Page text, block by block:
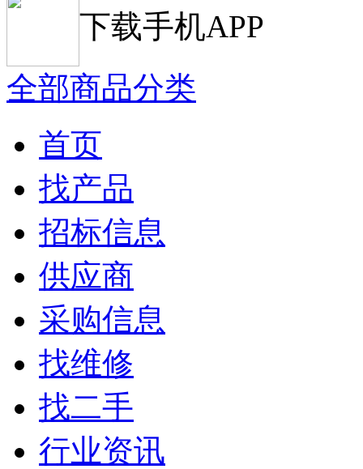
下载手机APP
全部商品分类
首页
找产品
招标信息
供应商
采购信息
找维修
找二手
行业资讯